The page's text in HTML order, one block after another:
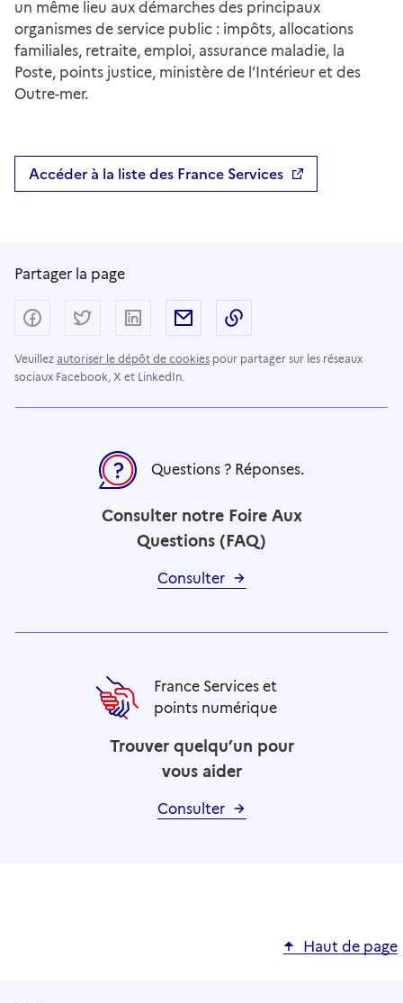
un même lieu aux démarches des principaux
organismes de service public : impôts, allocations
familiales, retraite, emploi, assurance maladie, la
Poste, points justice, ministère de l’Intérieur et des
Outre-mer.
Accéder à la liste des France Services
Partager la page
Veuillez autoriser le dépôt de cookies pour partager sur les réseaux
sociaux Facebook, X et LinkedIn.
Partager sur Facebook
Partager sur Twitter
Partager sur LinkedIn
Partager par email
Questions ? Réponses.
Consulter notre Foire Aux
Questions (FAQ)
Consulter
France Services et
points numérique
Trouver quelqu’un pour
vous aider
Consulter
Haut de page